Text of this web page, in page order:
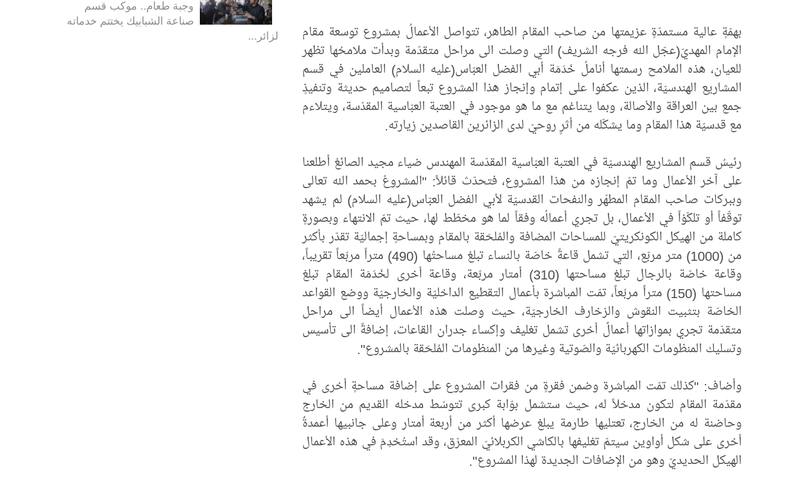
بهمّةٍ عالية مستمدّةٍ عزيمتها من صاحب المقام الطاهر، تتواصل الأعمالُ بمشروع توسعة مقام
الإمام المهديّ(عجّل الله فرجه الشريف) التي وصلت الى مراحل متقدّمة وبدأت ملامحُها تظهر
للعيان، هذه الملامح رسمتها أناملُ خَدَمَة أبي الفضل العبّاس(عليه السلام) العاملين في قسم
المشاريع الهندسيّة، الذين عكفوا على إتمام وإنجاز هذا المشروع تبعاً لتصاميم حديثة وتنفيذٍ
جمع بين العراقة والأصالة، وبما يتناغم مع ما هو موجود في العتبة العبّاسية المقدّسة، ويتلاءم
مع قدسيّة هذا المقام وما يشكّله من أثرٍ روحيّ لدى الزائرين القاصدين زيارته.
رئيسُ قسم المشاريع الهندسيّة في العتبة العبّاسية المقدّسة المهندس ضياء مجيد الصائغ أطلعنا
على آخر الأعمال وما تمّ إنجازه من هذا المشروع، فتحدّث قائلاً: "المشروعُ بحمد الله تعالى
وببركات صاحب المقام المطهّر والنفحات القدسيّة لأبي الفضل العبّاس(عليه السلام) لم يشهد
توقّفاً أو تلكّؤاً في الأعمال، بل تجري أعمالُه وفقاً لما هو مخطّط لها، حيث تمّ الانتهاء وبصورةٍ
كاملة من الهيكل الكونكريتيّ للمساحات المضافة والمُلحَقة بالمقام وبمساحةٍ إجماليّة تقدّر بأكثر
من (1000) متر مربّع، التي تشمل قاعةً خاصّة بالنساء تبلغ مساحتُها (490) متراً مربّعاً تقريباً،
وقاعة خاصّة بالرجال تبلغ مساحتها (310) أمتار مربّعة، وقاعة أخرى لخَدَمَة المقام تبلغ
مساحتها (150) متراً مربّعاً، تمّت المباشرة بأعمال التقطيع الداخليّة والخارجيّة ووضع القواعد
الخاصّة بتثبيت النقوش والزخارف الخارجيّة، حيث وصلت هذه الأعمال أيضاً الى مراحل
متقدّمة تجري بموازاتها أعمالٌ أخرى تشمل تغليف وإكساء جدران القاعات، إضافةً الى تأسيس
وتسليك المنظومات الكهربائيّة والصّوتية وغيرها من المنظومات المُلحَقة بالمشروع".
وأضاف: "كذلك تمّت المباشرة وضمن فقرةٍ من فقرات المشروع على إضافة مساحةٍ أخرى في
مقدّمة المقام لتكون مدخلاً له، حيث ستشمل بوّابة كبرى تتوسّط مدخله القديم من الخارج
وحاضنة له من الخارج، تعتليها طارمة يبلغ عرضها أكثر من أربعة أمتار وعلى جانبيها أعمدةٌ
أخرى على شكل أواوين سيتمّ تغليفها بالكاشي الكربلائيّ المعرّق، وقد استُخدِمَ في هذه الأعمال
الهيكل الحديديّ وهو من الإضافات الجديدة لهذا المشروع".
وجبة طعام.. موكب قسم
صناعة الشبابيك يختتم خدماته
لزائر...